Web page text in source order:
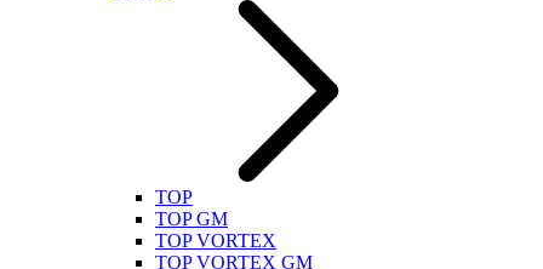
TOP
TOP GM
TOP VORTEX
TOP VORTEX GM